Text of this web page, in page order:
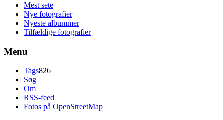
Mest sete
Nye fotografier
Nyeste albummer
Tilfældige fotografier
Menu
Tags826
Søg
Om
RSS-feed
Fotos på OpenStreetMap